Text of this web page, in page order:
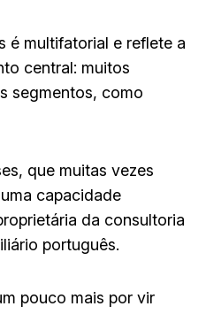
é multifatorial e reflete a
central: muitos
segmentos, como
que muitas vezes
capacidade
da consultoria
português.
pouco mais por vir